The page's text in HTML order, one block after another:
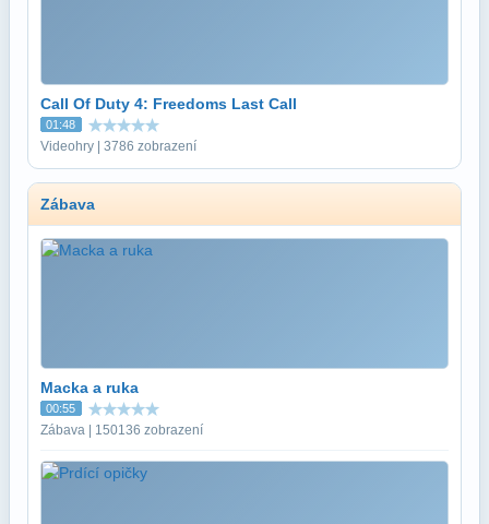
Call Of Duty 4: Freedoms Last Call
01:48
Videohry | 3786 zobrazení
Zábava
Macka a ruka
00:55
Zábava | 150136 zobrazení